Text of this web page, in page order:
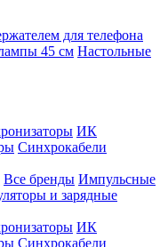
для телефона
45 см Настольные
ИК
Синхрокабели
Все бренды Импульсные
и зарядные
ИК
Синхрокабели